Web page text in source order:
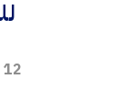
12 يونيو 2024